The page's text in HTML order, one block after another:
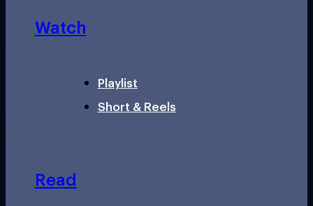
Watch
Playlist
Short & Reels
Read